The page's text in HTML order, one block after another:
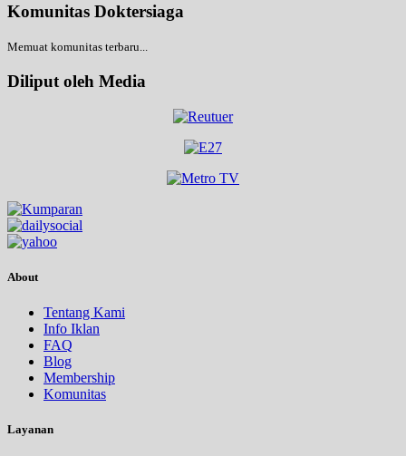
Komunitas Doktersiaga
Memuat komunitas terbaru...
Diliput oleh Media
About
Tentang Kami
Info Iklan
FAQ
Blog
Membership
Komunitas
Layanan